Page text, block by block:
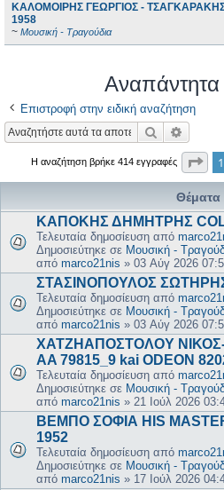
ΚΑΛΟΜΟΙΡΗΣ ΓΕΩΡΓΙΟΣ -
1958
~ Μουσική - Τραγούδια
Αναπάντητα
Επιστροφή στην ειδική αναζήτηση
Αναζήτηση
Η αναζήτηση βρήκε 414 εγγραφές 1
Θέματα
ΚΑΠΟΚΗΣ ΔΗΜΗΤΡΗΣ
Τελευταία δημοσίευση από
Δημοσιεύτηκε σε Μουσική -
από marco21nis » 03 Αύγ 2026
ΣΤΑΣΙΝΟΠΟΥΛΟΣ ΣΩΤΗΡΗΣ
Τελευταία δημοσίευση από
Δημοσιεύτηκε σε Μουσική -
από marco21nis » 03 Αύγ 2026
ΧΑΤΖΗΑΠΟΣΤΟΛΟΥ ΝΙΚΟΣ-
AA 79815_9 kai ODEON
Τελευταία δημοσίευση από
Δημοσιεύτηκε σε Μουσική -
από marco21nis » 21 Ιούλ 2026
ΒΕΜΠΟ ΣΟΦΙΑ HIS
1952
Τελευταία δημοσίευση από
Δημοσιεύτηκε σε Μουσική -
από marco21nis » 17 Ιούλ 2026